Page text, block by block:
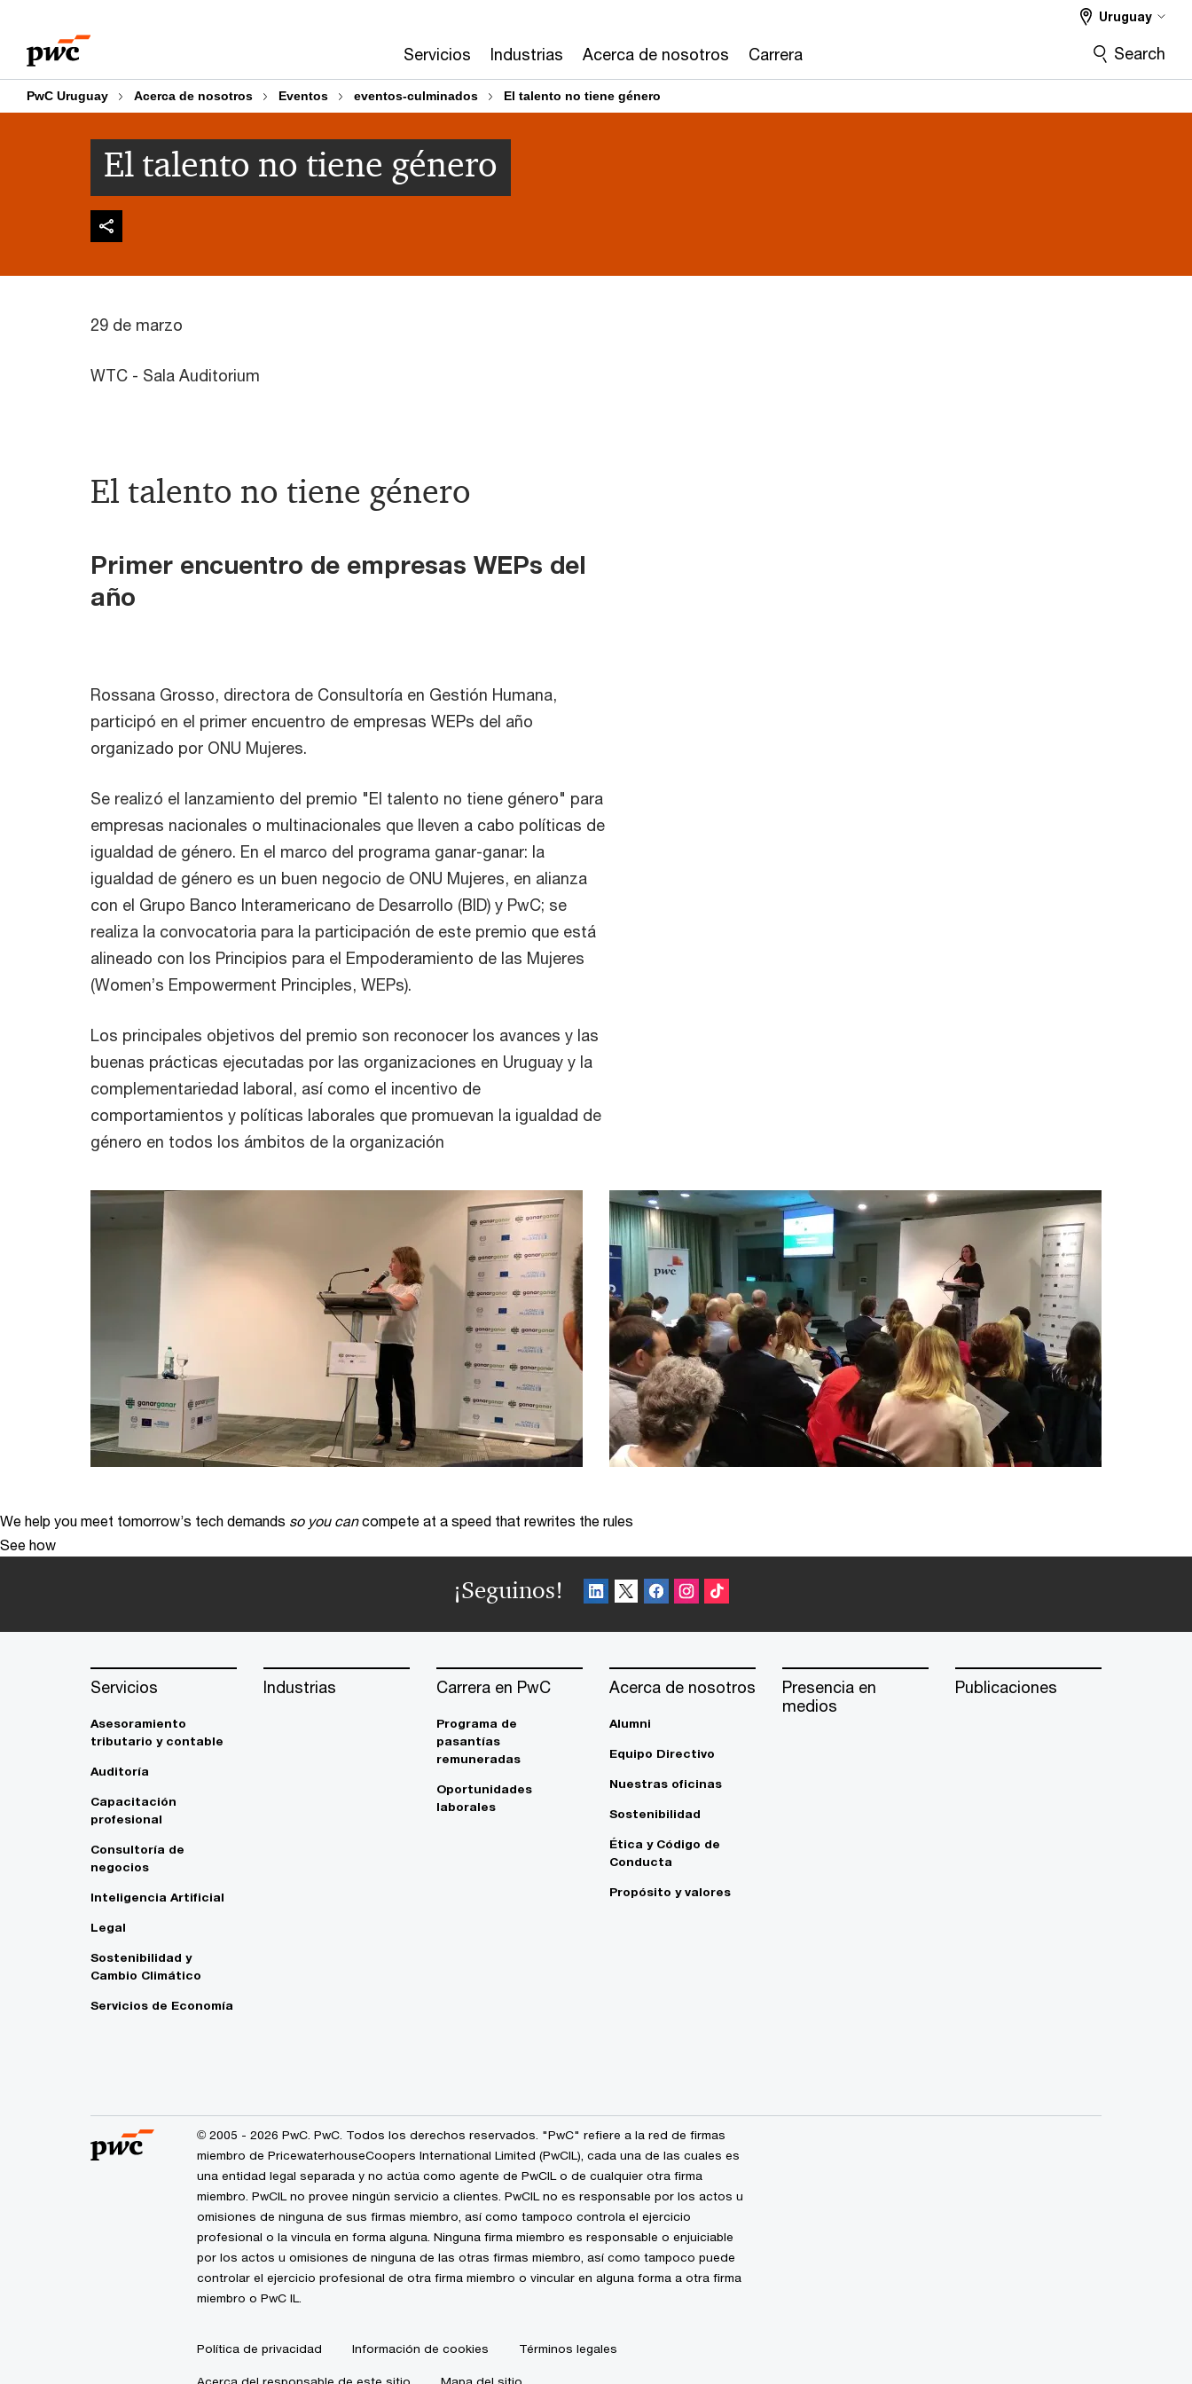
content
footer
Servicios Industrias Acerca de nosotros Carrera
Uruguay
Search
PwC Uruguay Acerca de nosotros Eventos eventos-culminados El talento no tiene género
El talento no tiene género
29 de marzo
WTC - Sala Auditorium
El talento no tiene género
Primer encuentro de empresas WEPs del
año
Rossana Grosso, directora de Consultoría en Gestión Humana,
participó en el primer encuentro de empresas WEPs del año
organizado por ONU Mujeres.
Se realizó el lanzamiento del premio "El talento no tiene género" para
empresas nacionales o multinacionales que lleven a cabo políticas de
igualdad de género. En el marco del programa ganar-ganar: la
igualdad de género es un buen negocio de ONU Mujeres, en alianza
con el Grupo Banco Interamericano de Desarrollo (BID) y PwC; se
realiza la convocatoria para la participación de este premio que está
alineado con los Principios para el Empoderamiento de las Mujeres
(Women’s Empowerment Principles, WEPs).
Los principales objetivos del premio son reconocer los avances y las
buenas prácticas ejecutadas por las organizaciones en Uruguay y la
complementariedad laboral, así como el incentivo de
comportamientos y políticas laborales que promuevan la igualdad de
género en todos los ámbitos de la organización
We help you meet tomorrow’s tech demands so you can compete at a speed that rewrites the rules
See how
¡Seguinos!
Servicios
Asesoramiento
tributario y contable
Auditoría
Capacitación
profesional
Consultoría de
negocios
Inteligencia Artificial
Legal
Sostenibilidad y
Cambio Climático
Servicios de Economía
Industrias Carrera en PwC
Programa de
pasantías
remuneradas
Oportunidades
laborales
Acerca de nosotros
Alumni
Equipo Directivo
Nuestras oficinas
Sostenibilidad
Ética y Código de
Conducta
Propósito y valores
Presencia en
medios
Publicaciones
© 2005 - 2026 PwC. PwC. Todos los derechos reservados. "PwC" refiere a la red de firmas
miembro de PricewaterhouseCoopers International Limited (PwCIL), cada una de las cuales es
una entidad legal separada y no actúa como agente de PwCIL o de cualquier otra firma
miembro. PwCIL no provee ningún servicio a clientes. PwCIL no es responsable por los actos u
omisiones de ninguna de sus firmas miembro, así como tampoco controla el ejercicio
profesional o la vincula en forma alguna. Ninguna firma miembro es responsable o enjuiciable
por los actos u omisiones de ninguna de las otras firmas miembro, así como tampoco puede
controlar el ejercicio profesional de otra firma miembro o vincular en alguna forma a otra firma
miembro o PwC IL.
Política de privacidad Información de cookies Términos legales